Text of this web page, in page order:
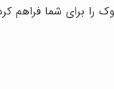
را برای شما فراهم